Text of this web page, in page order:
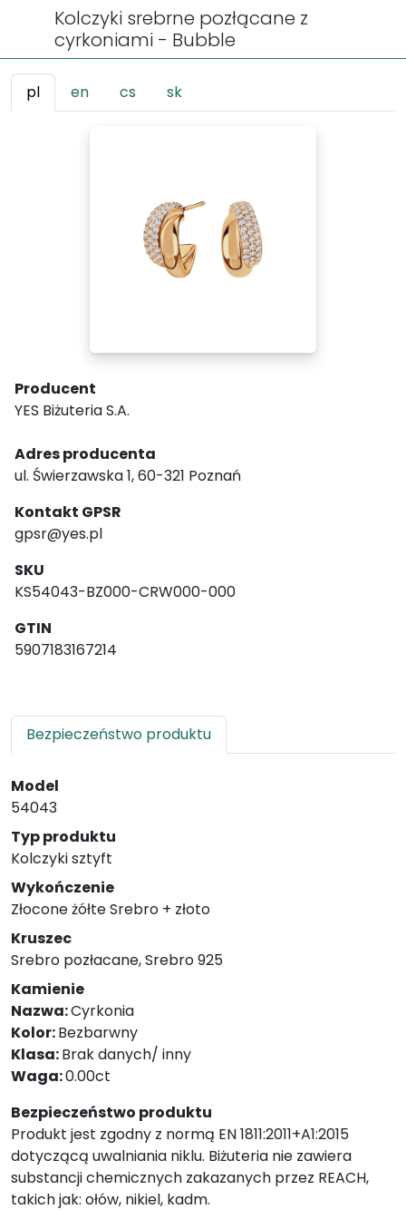
Kolczyki srebrne pozłącane z
cyrkoniami - Bubble
pl en cs sk
Producent
YES Biżuteria S.A.
Adres producenta
ul. Świerzawska 1, 60-321 Poznań
Kontakt GPSR
gpsr@yes.pl
SKU
KS54043-BZ000-CRW000-000
GTIN
5907183167214
Bezpieczeństwo produktu
Model
54043
Typ produktu
Kolczyki sztyft
Wykończenie
Złocone żółte Srebro + złoto
Kruszec
Srebro pozłacane, Srebro 925
Kamienie
Nazwa:Cyrkonia
Kolor:Bezbarwny
Klasa:Brak danych/ inny
Waga:0.00ct
Bezpieczeństwo produktu
Produkt jest zgodny z normą EN 1811:2011+A1:2015
dotyczącą uwalniania niklu. Biżuteria nie zawiera
substancji chemicznych zakazanych przez REACH,
takich jak: ołów, nikiel, kadm.